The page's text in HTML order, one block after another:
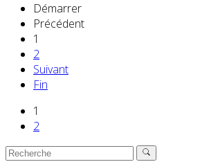
Démarrer
Précédent
1
2
Suivant
Fin
1
2